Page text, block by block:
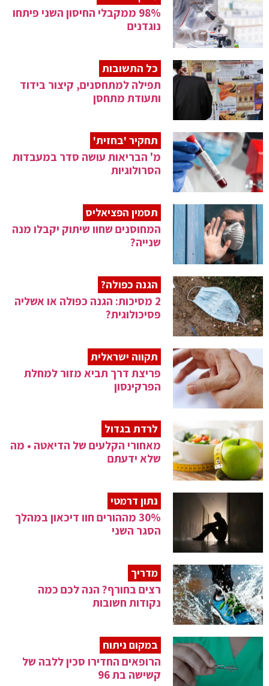
98% ממקבלי החיסון השני פיתחו
נוגדנים
כל התשובות
תפילה למתחסנים, קיצור בידוד
ותעודת מתחסן
תחקיר 'בחזית'
מ' הבריאות עושה סדר במעבדות
הסרולוגיות
תסמין הפציאליס
המחוסנים שחוו שיתוק יקבלו מנה
שנייה?
הגנה כפולה?
2 מסיכות: הגנה כפולה או אשליה
פסיכולוגית?
תקווה ישראלית
פריצת דרך תביא מזור למחלת
הפרקינסון
לרדת בגדול
מאחורי הקלעים של הדיאטה • מה
שלא ידעתם
נתון דרמטי
30% מההורים חוו דיכאון במהלך
הסגר השני
מדריך
רצים בחורף? הנה לכם כמה
נקודות חשובות
במקום ניתוח
הרופאים החדירו סכין ללבה של
קשישה בת 96